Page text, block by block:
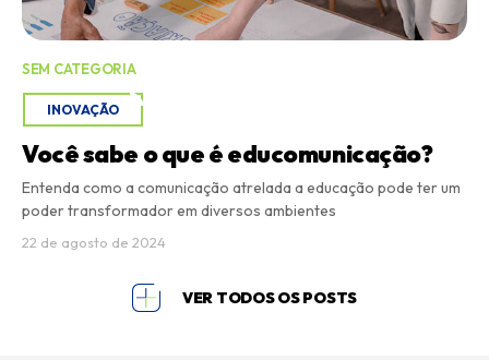
SEM CATEGORIA
INOVAÇÃO
Você sabe o que é educomunicação?
Entenda como a comunicação atrelada a educação pode ter um
poder transformador em diversos ambientes
22 de agosto de 2024
VER TODOS OS POSTS